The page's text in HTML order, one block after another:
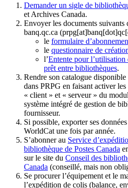
Demander un sigle de
et Archives Canada.
Envoyer les documents suivants
banq.qc.ca
le formulaire
le questionnaire de
l’Entente pour l’utilisation
prêt entre bibliothèques.
Rendre son catalogue
dans PRPG en faisant activer
« client » et « serveur » du
système intégré de gestion de
fournisseur.
Si possible, exporter ses
WorldCat une fois par année.
S’abonner au Service
bibliothèque de Postes Canada
sur le site du Conseil des
Canada (conseillé, mais non
Se procurer l’équipement et le
l’expédition de colis (balance,